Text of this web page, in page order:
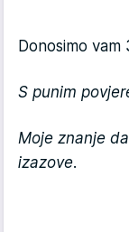
Donosimo vam
S punim
Moje znanje
izazove.